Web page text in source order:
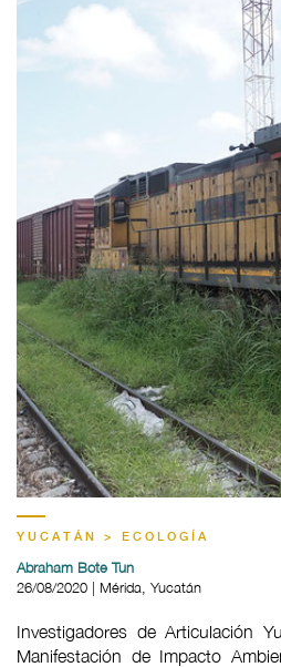
YUCATÁN > ECOLOGÍA
Abraham Bote Tun
26/08/2020 | Mérida, Yucatán
Investigadores de Articulación
Manifestación de Impacto